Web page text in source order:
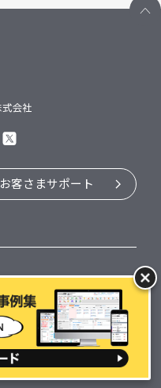
お客さまサポート